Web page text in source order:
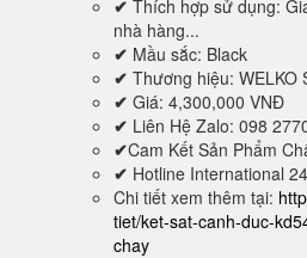
✔ Thích hợp sử dụng:
nhà hàng...
✔ Mầu sắc: Black
✔ Thương hiệu: WELKO
✔ Giá: 4,300,000 VNĐ
✔ Liên Hệ Zalo: 098
✔Cam Kết Sản Phẩm
✔ Hotline International
Chi tiết xem thêm tại:
tiet/ket-sat-canh-duc-
chay